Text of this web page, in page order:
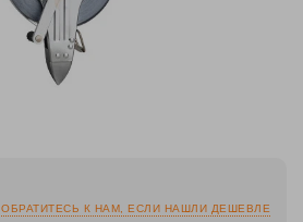
ОБРАТИТЕСЬ К НАМ, ЕСЛИ НАШЛИ ДЕШЕВЛЕ